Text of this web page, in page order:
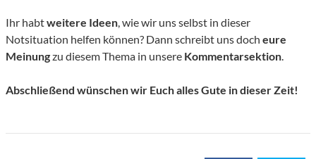
Ihr habtweitere Ideen, wie wir uns selbst in dieser
Notsituation helfen können? Dann schreibt uns doch eure
Meinungzu diesem Thema in unsere Kommentarsektion.
Abschließend wünschen wir Euch alles Gute in dieser Zeit!